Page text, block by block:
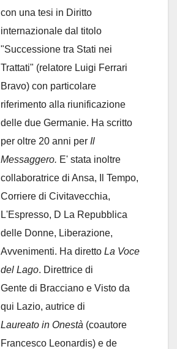
con una tesi in Diritto
internazionale dal titolo
"Successione tra Stati nei
Trattati" (relatore Luigi Ferrari
Bravo) con particolare
riferimento alla riunificazione
delle due Germanie. Ha scritto
per oltre 20 anni per Il
Messaggero. E' stata inoltre
collaboratrice di Ansa, Il Tempo,
Corriere di Civitavecchia,
L'Espresso, D La Repubblica
delle Donne, Liberazione,
Avvenimenti. Ha diretto La Voce
del Lago. Direttrice di
Gente di Bracciano e Visto da
qui Lazio, autrice di
Laureato in Onestà (coautore
Francesco Leonardis) e de